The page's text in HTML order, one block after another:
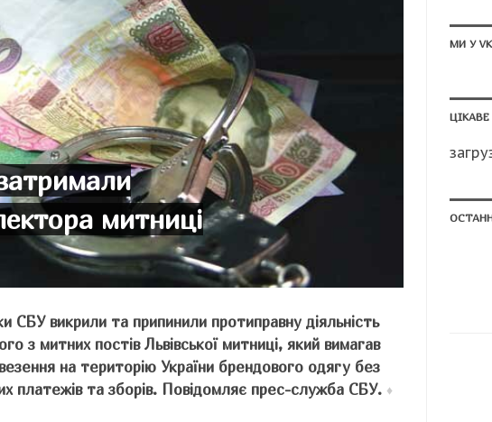
митниці
СБУ викрили та припинили протиправну діяльність
з митних постів Львівської митниці, який вимагав
на територію України брендового одягу без
платежів та зборів. Повідомляє прес-служба СБУ. ♦
МИ У VK
ЦІКАВЕ